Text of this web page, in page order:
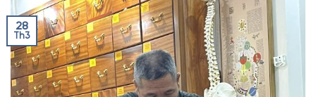
28
Th3